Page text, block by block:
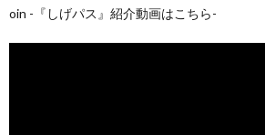
oin -『しげパス』紹介動画はこちら-